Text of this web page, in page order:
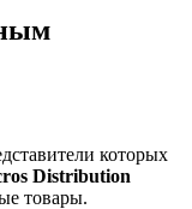
которых
Distribution
товары.